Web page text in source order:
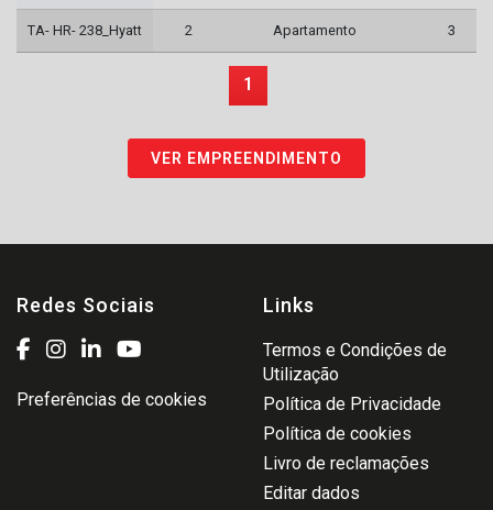
TA- HR- 238_Hyatt 2 Apartamento 3
1
VER EMPREENDIMENTO
Redes Sociais
Preferências de cookies
Links
Termos e Condições de
Utilização
Política de Privacidade
Política de cookies
Livro de reclamações
Editar dados